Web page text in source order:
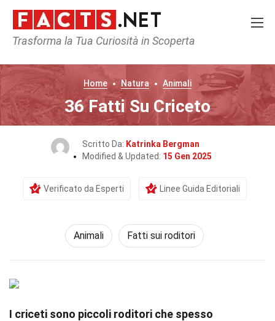
Trasforma la Tua Curiosità in Scoperta
Home Natura Animali
36 Fatti Su Criceto
Scritto Da: Katrinka Bergman
Modified & Updated: 15 Gen 2025
Verificato da Esperti Linee Guida Editoriali
Animali Fatti sui roditori
I criceti sono piccoli roditori che spesso